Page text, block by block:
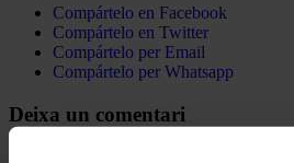
Compártelo en Facebook
Compártelo en Twitter
Compártelo per Email
Compártelo per Whatsapp
Deixa un comentari